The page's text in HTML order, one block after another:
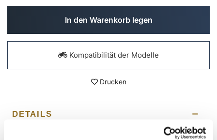
In den Warenkorb legen
Kompatibilität der Modelle
Drucken
DETAILS